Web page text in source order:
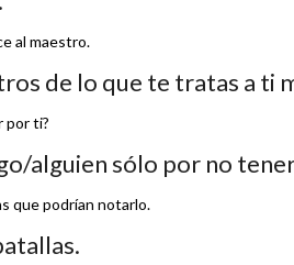
al maestro.
de lo que te tratas a ti
por ti?
alguien sólo por no
que podrían notarlo.